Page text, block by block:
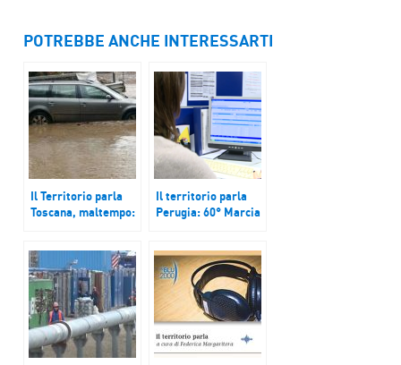
POTREBBE ANCHE INTERESSARTI
Il Territorio parla
Toscana, maltempo:
Ambiente: a
Monopoli i cattolici
discutono di
sostenibilità; FVG:
21 comuni al voto
più Trieste e
Pordenone
Il territorio parla
Perugia: 60° Marcia
studio su
smartworking;
Mistretta: voto dopo
30 mesi di
commissariamento